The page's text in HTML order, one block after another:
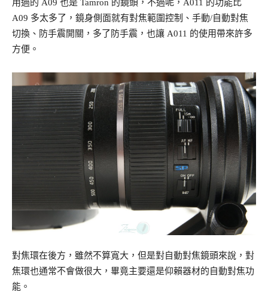
用過的 A09 也是 Tamron 的鏡頭，不過呢，A011 的功能比
A09 多太多了，鏡身側面就有對焦範圍控制、手動/自動對焦
切換、防手震開關，多了防手震，也讓 A011 的使用帶來許多
方便。
對焦環在後方，雖然不算寬大，但是對自動對焦鏡頭來說，對
焦環也通常不會做很大，畢竟主要還是仰賴器材的自動對焦功
能。